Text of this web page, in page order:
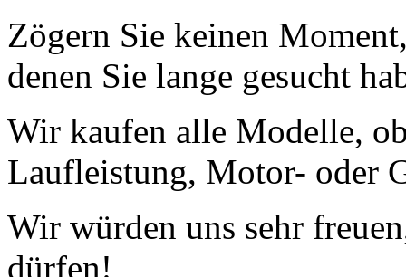
Zögern Sie keinen
denen Sie lange gesucht
Wir kaufen alle Modelle,
Laufleistung, Motor- oder
Wir würden uns sehr
dürfen!